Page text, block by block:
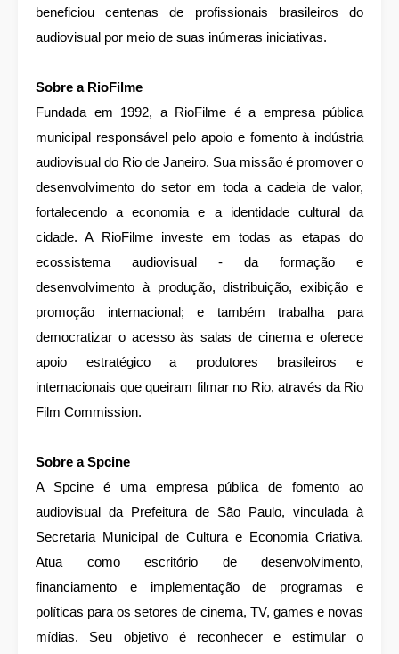
beneficiou centenas de profissionais brasileiros do
audiovisual por meio de suas inúmeras iniciativas.
Sobre a RioFilme
Fundada em 1992, a RioFilme é a empresa pública
municipal responsável pelo apoio e fomento à indústria
audiovisual do Rio de Janeiro. Sua missão é promover o
desenvolvimento do setor em toda a cadeia de valor,
fortalecendo a economia e a identidade cultural da
cidade. A RioFilme investe em todas as etapas do
ecossistema audiovisual - da formação e
desenvolvimento à produção, distribuição, exibição e
promoção internacional; e também trabalha para
democratizar o acesso às salas de cinema e oferece
apoio estratégico a produtores brasileiros e
internacionais que queiram filmar no Rio, através da Rio
Film Commission.
Sobre a Spcine
A Spcine é uma empresa pública de fomento ao
audiovisual da Prefeitura de São Paulo, vinculada à
Secretaria Municipal de Cultura e Economia Criativa.
Atua como escritório de desenvolvimento,
financiamento e implementação de programas e
políticas para os setores de cinema, TV, games e novas
mídias. Seu objetivo é reconhecer e estimular o